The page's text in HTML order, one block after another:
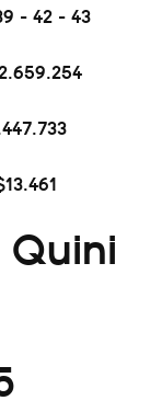
- 42 - 43